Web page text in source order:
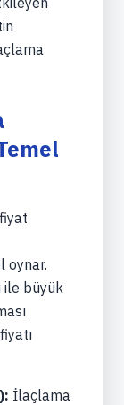
oynar.
ile büyük
İlaçlama